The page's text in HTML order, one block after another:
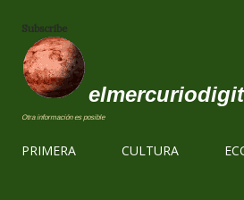
Subscribe
Otra información es posible
PRIMERA CULTURA